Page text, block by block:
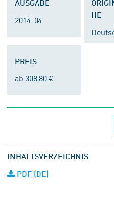
AUSGABE
2014-04
HE
PREIS
ab 308,80 €
INHALTSVERZEICHNIS
PDF (DE)